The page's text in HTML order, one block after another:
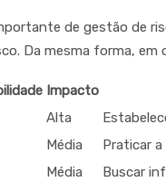
de gestão de
Da mesma forma,
Impacto
Alta
Média
Praticar
Média
Buscar